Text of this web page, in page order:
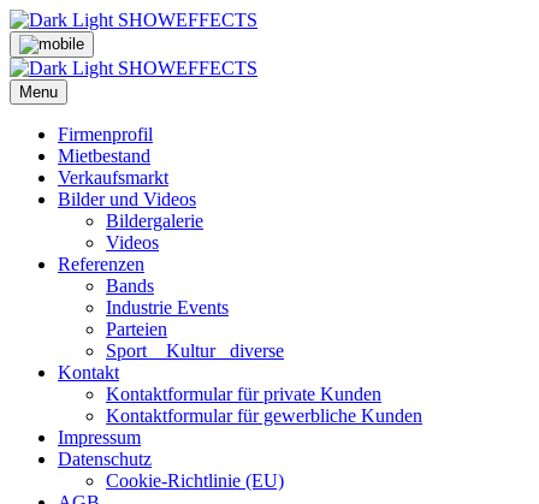
Skip
to
content
Menu
Firmenprofil
Mietbestand
Verkaufsmarkt
Bilder und Videos
Bildergalerie
Videos
Referenzen
Bands
Industrie Events
Parteien
Sport _ Kultur_ diverse
Kontakt
Kontaktformular für private Kunden
Kontaktformular für gewerbliche Kunden
Impressum
Datenschutz
Cookie-Richtlinie (EU)